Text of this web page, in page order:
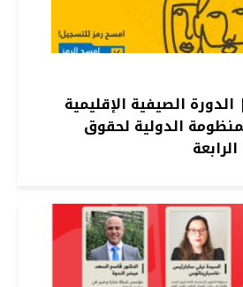
الصيفية الإقليمية
الدولية لحقوق